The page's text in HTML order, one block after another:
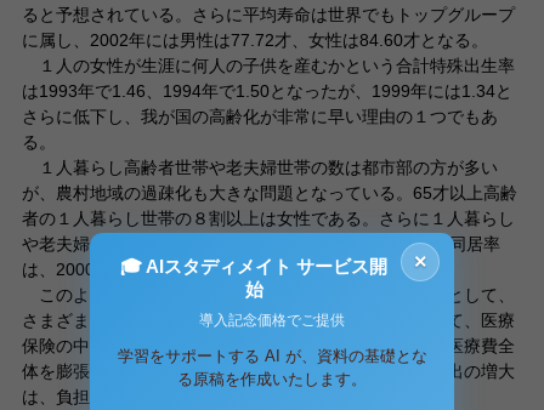
ると予想されている。さらに平均寿命は世界でもトップグループ
に属し、2002年には男性は77.72才、女性は84.60才となる。
１人の女性が生涯に何人の子供を産むかという合計特殊出生率
は1993年で1.46、1994年で1.50となったが、1999年には1.34と
さらに低下し、我が国の高齢化が非常に早い理由の１つでもあ
る。
１人暮らし高齢者世帯や老夫婦世帯の数は都市部の方が多い
が、農村地域の過疎化も大きな問題となっている。65才以上高齢
者の１人暮らし世帯の８割以上は女性である。さらに１人暮らし
や老夫婦のみの世帯も増加し、65才以上高齢者の子との同居率
は、2000年には49%となっている。
このように日本では、急速な高齢化により、社会問題として、
さまざまな問題が現れてきている。特に深刻な問題として、医療
保険の中に占める老人医療費の割合が年々増加し、国民医療費全
体を膨張させているという問題がある。老人医療費の支出の増大
は、負担と給付の問題などの深刻な問題もはらんでいる。
×
🎓 AIスタディメイト サービス開
始
導入記念価格でご提供
学習をサポートする AI が、資料の基礎とな
る原稿を作成いたします。